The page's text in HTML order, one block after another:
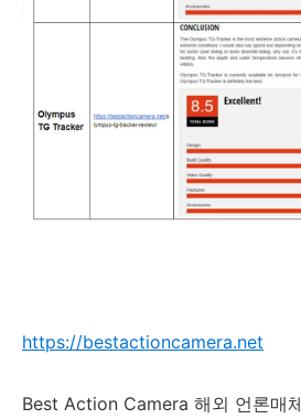
https://bestactioncamera.net
Best Action Camera 해외 언론매